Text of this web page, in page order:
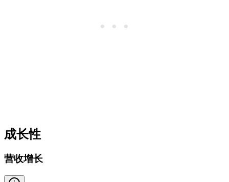
成长性
营收增长